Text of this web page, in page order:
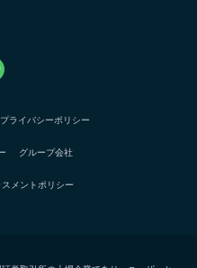
プライバシーポリシー
グループ会社
メントポリシー